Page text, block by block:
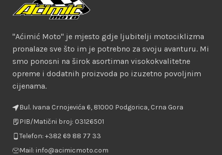
"Aćimić Moto" je mjesto gdje ljubitelji motociklizma
pronalaze sve što im je potrebno za svoju avanturu. Mi
smo ponosni na širok asortiman visokokvalitetne
opreme i dodatnih proizvoda po izuzetno povoljnim
cijenama.
Bul. Ivana Crnojevića 6, 81000 Podgorica, Crna Gora
PIB/Matični broj: 03126501
Telefon: +382 69 88 77 33
Mail: info@acimicmoto.com